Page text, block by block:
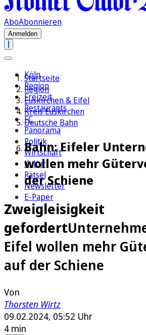
AboAbonnieren
Anmelden
Köln
Region
Freizeit
Restaurants
FC
Panorama
Politik
Wirtschaft
Kultur
Rätsel
Newsletter
E-Paper
Startseite
Region
Euskirchen & Eifel
Kreis Euskirchen
Deutsche Bahn
Bahn: Eifeler
wollen mehr
der Schiene
Zweigleisigkeit
gefordert
Eifel wollen mehr
auf der Schiene
Von
Thorsten Wirtz
09.02.2024, 05:52 Uhr
4 min